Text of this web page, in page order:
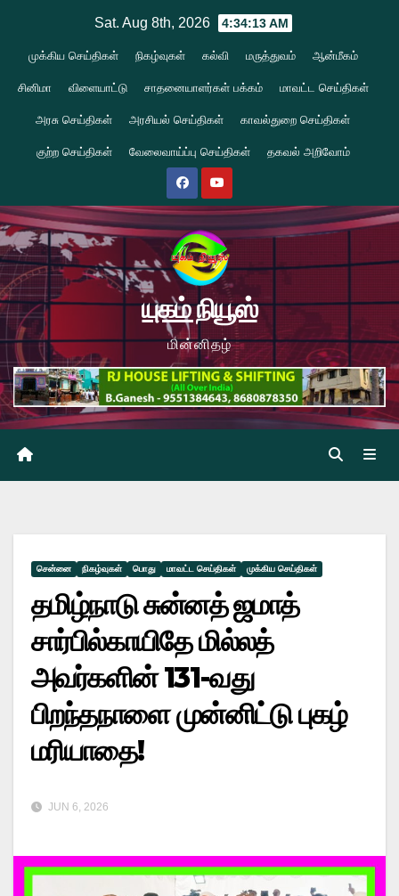
content
Sat. Aug 8th, 2026 4:34:13 AM
முக்கிய செய்திகள் நிகழ்வுகள் கல்வி மருத்துவம் ஆன்மீகம்
சினிமா விளையாட்டு சாதனையாளர்கள் பக்கம் மாவட்ட செய்திகள்
அரசு செய்திகள் அரசியல் செய்திகள் காவல்துறை செய்திகள்
குற்ற செய்திகள் வேலைவாய்ப்பு செய்திகள் தகவல் அறிவோம்
யுகம் நியூஸ்
மின்னிதழ்
சென்னை நிகழ்வுகள் பொது மாவட்ட செய்திகள் முக்கிய செய்திகள்
தமிழ்நாடு சுன்னத் ஜமாத்
சார்பில்காயிதே மில்லத்
அவர்களின் 131-வது
பிறந்தநாளை முன்னிட்டு புகழ்
மரியாதை!
JUN 6, 2026